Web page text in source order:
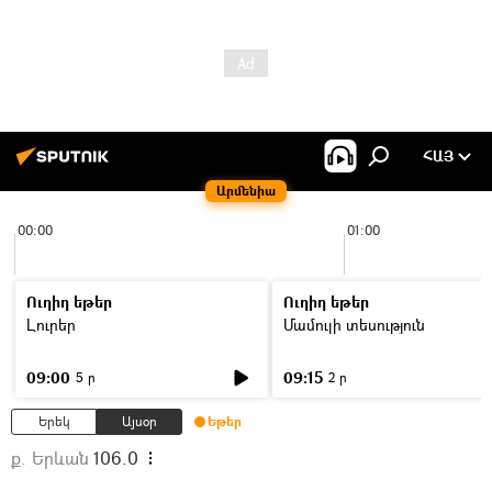
Արմենիա
ՀԱՅ
00:00 01:00
Ուղիղ եթեր
Լուրեր
09:00 5 ր
Ուղիղ եթեր
Մամուլի տեսություն
09:15 2 ր
Երեկ Այսօր Եթեր
ք. Երևան 106.0